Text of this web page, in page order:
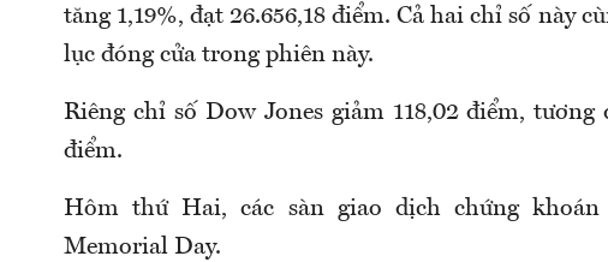
tăng 1,19%, đạt 26.656,18 điểm. Cả hai chỉ số này
lục đóng cửa trong phiên này.
Riêng chỉ số Dow Jones giảm 118,02 điểm, tương
điểm.
Hôm thứ Hai, các sàn giao dịch chứng
Memorial Day.